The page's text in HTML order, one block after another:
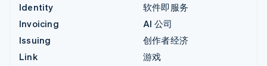
Identity
Invoicing
Issuing
Link
软件即服务
AI 公司
创作者经济
游戏